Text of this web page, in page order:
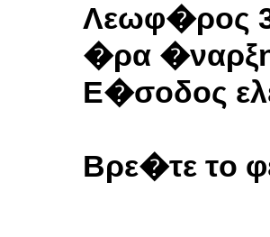
Λεωφ�ρος
�ρα
Ε�σοδος
Bρε�τε τo